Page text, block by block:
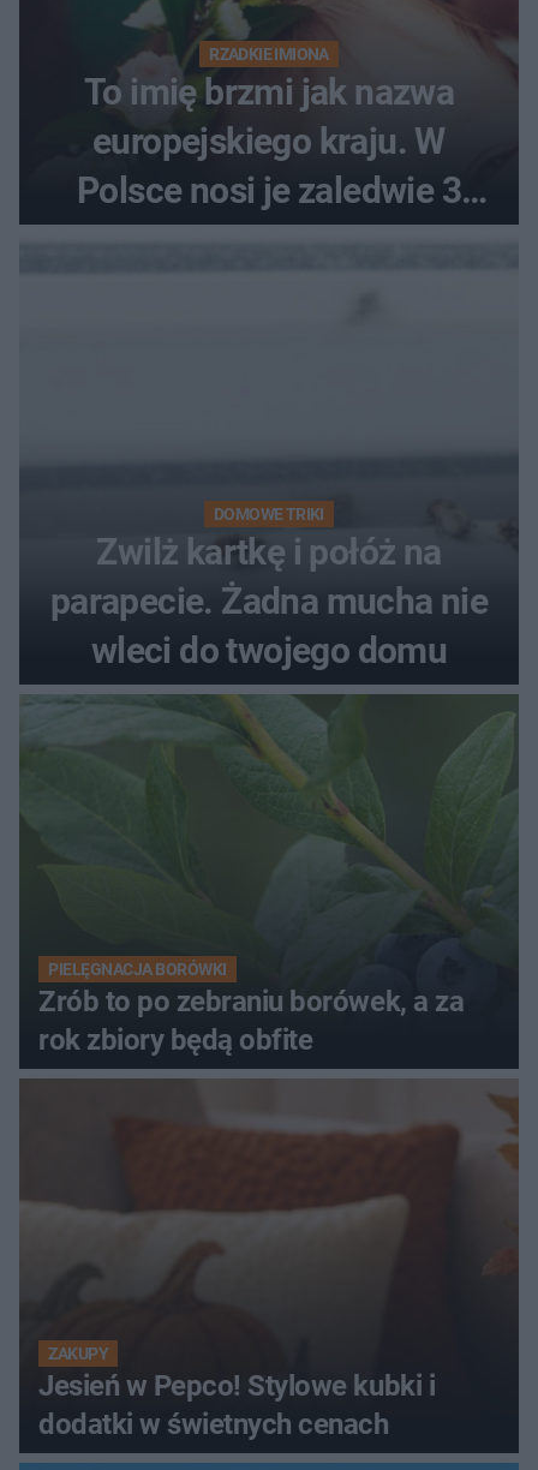
RZADKIE IMIONA
To imię brzmi jak nazwa
europejskiego kraju. W
Polsce nosi je zaledwie 3
kobiety
DOMOWE TRIKI
Zwilż kartkę i połóż na
parapecie. Żadna mucha nie
wleci do twojego domu
PIELĘGNACJA BORÓWKI
Zrób to po zebraniu borówek, a za
rok zbiory będą obfite
ZAKUPY
Jesień w Pepco! Stylowe kubki i
dodatki w świetnych cenach